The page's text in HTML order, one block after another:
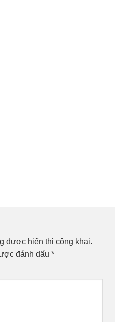
được hiển thị công khai.
đánh dấu *